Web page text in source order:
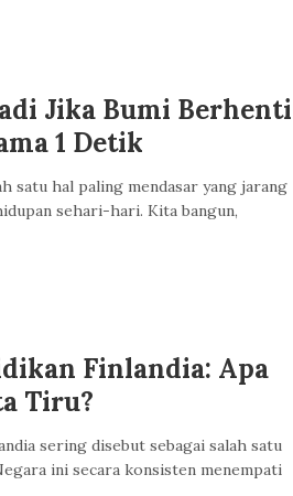
Jika Bumi Berhenti
1 Detik
satu hal paling mendasar yang jarang
sehari-hari. Kita bangun,
Finlandia: Apa
Tiru?
sering disebut sebagai salah satu
ini secara konsisten menempati